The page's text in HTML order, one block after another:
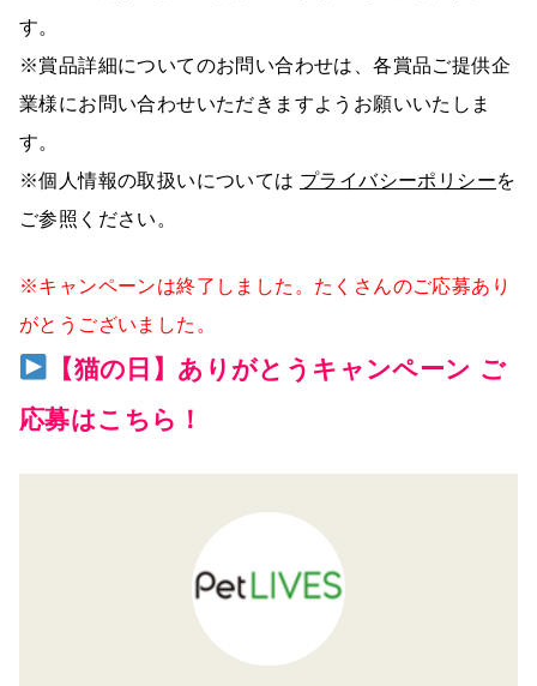
す。
※賞品詳細についてのお問い合わせは、各賞品ご提供企
業様にお問い合わせいただきますようお願いいたしま
す。
※個人情報の取扱いについては プライバシーポリシーを
ご参照ください。
※キャンペーンは終了しました。たくさんのご応募あり
がとうございました。
【猫の日】ありがとうキャンペーン ご
応募はこちら！